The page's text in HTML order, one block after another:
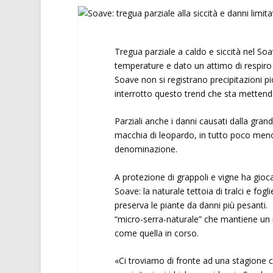
Tregua parziale a caldo e siccità nel
temperature e dato un attimo di
Soave non si registrano precipitazioni
interrotto questo trend che sta
Parziali anche i danni causati dalla
macchia di leopardo, in tutto poco
denominazione.
A protezione di grappoli e vigne ha
Soave: la naturale tettoia di tralci e
preserva le piante da danni più
“micro-serra-naturale” che mantiene
come quella in corso.
«Ci troviamo di fronte ad una stagione